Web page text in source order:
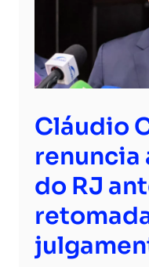
Cláudio
renuncia
do RJ